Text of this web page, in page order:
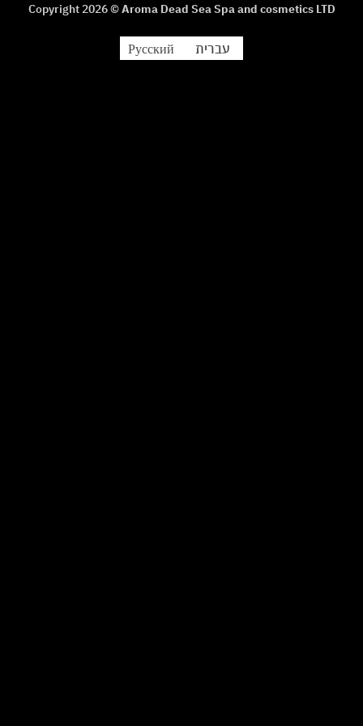
Copyright 2026 ©Aroma Dead Sea Spa and cosmetics LTD
עברית Русский